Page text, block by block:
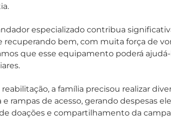
especializado contribua
recuperando bem, com muita força de
que esse equipamento poderá
a família precisou realizar
rampas de acesso, gerando despesas
doações e compartilhamento da